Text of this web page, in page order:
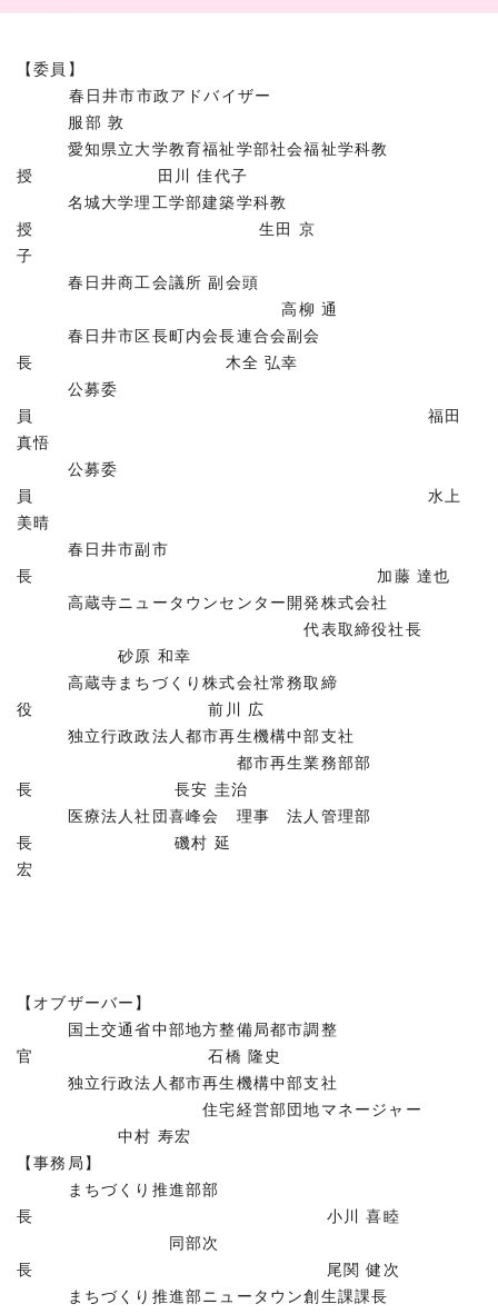
【委員】
春日井市市政アドバイザー
服部 敦
愛知県立大学教育福祉学部社会福祉学科教
授 田川 佳代子
名城大学理工学部建築学科教
授 生田 京
子
春日井商工会議所 副会頭
高柳 通
春日井市区長町内会長連合会副会
長 木全 弘幸
公募委
員 福田
真悟
公募委
員 水上
美晴
春日井市副市
長 加藤 達也
高蔵寺ニュータウンセンター開発株式会社
代表取締役社長
砂原 和幸
高蔵寺まちづくり株式会社常務取締
役 前川 広
独立行政政法人都市再生機構中部支社
都市再生業務部部
長 長安 圭治
医療法人社団喜峰会 理事 法人管理部
長 磯村 延
宏
【オブザーバー】
国土交通省中部地方整備局都市調整
官 石橋 隆史
独立行政法人都市再生機構中部支社
住宅経営部団地マネージャー
中村 寿宏
【事務局】
まちづくり推進部部
長 小川 喜睦
同部次
長 尾関 健次
まちづくり推進部ニュータウン創生課課長